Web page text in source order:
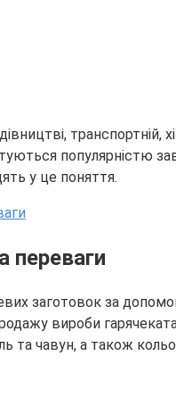
транспортній,
популярністю
у це поняття.
переваги
заготовок за
вироби
та чавун, а також